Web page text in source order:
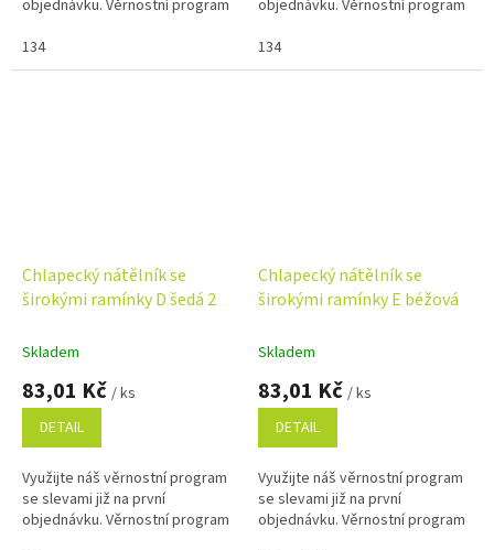
objednávku. Věrnostní program
134
objednávku. Věrnostní program
134
Chlapecký nátělník se
širokými ramínky D šedá 2
Skladem
83,01 Kč / ks
DETAIL
Využijte náš věrnostní program
se slevami již na první
objednávku. Věrnostní program
Chlapecký nátělník se
širokými ramínky E béžová
Skladem
83,01 Kč / ks
DETAIL
Využijte náš věrnostní program
se slevami již na první
objednávku. Věrnostní program